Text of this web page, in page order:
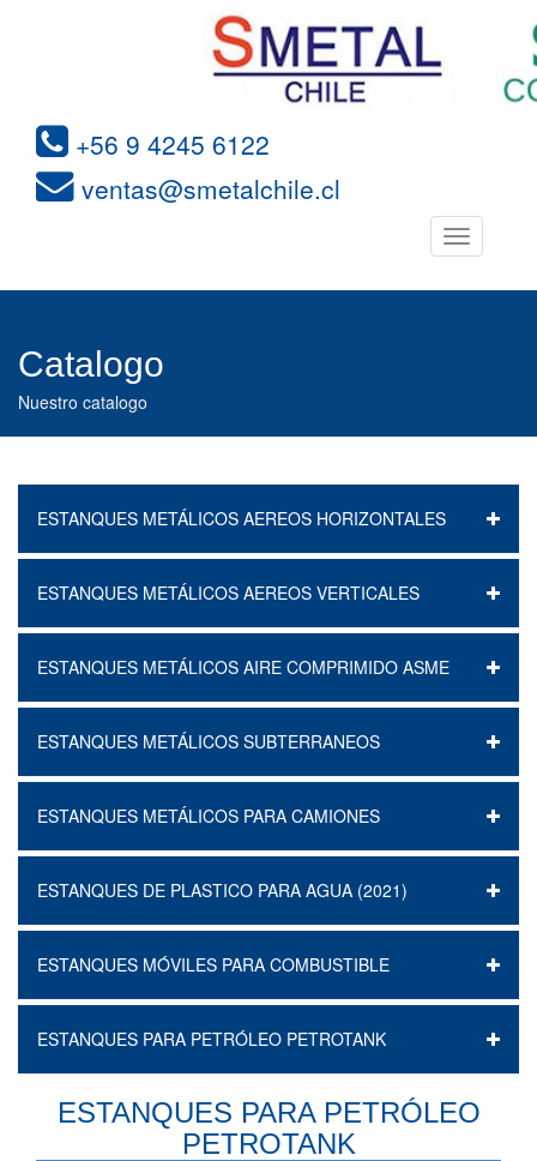
+56 9 4245 6122
ventas@smetalchile.cl
Toggle
navigation
Catalogo
Nuestro catalogo
ESTANQUES METÁLICOS AEREOS HORIZONTALES
ESTANQUES METÁLICOS AEREOS VERTICALES
ESTANQUES METÁLICOS AIRE COMPRIMIDO ASME
ESTANQUES METÁLICOS SUBTERRANEOS
ESTANQUES METÁLICOS PARA CAMIONES
ESTANQUES DE PLASTICO PARA AGUA (2021)
ESTANQUES MÓVILES PARA COMBUSTIBLE
ESTANQUES PARA PETRÓLEO PETROTANK
ESTANQUES PARA PETRÓLEO
PETROTANK